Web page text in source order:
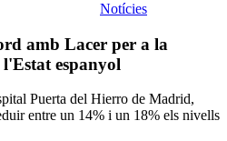
Notícies
amb Lacer per a la
espanyol
Puerta del Hierro de Madrid,
entre un 14% i un 18% els nivells